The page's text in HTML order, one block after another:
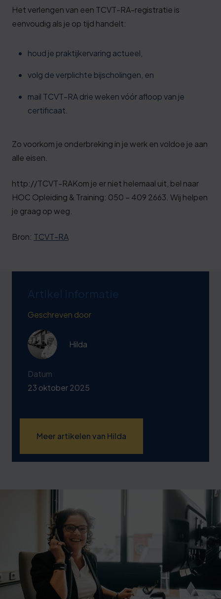
Het verlengen van een TCVT-RA-registratie is
eenvoudig als je op tijd handelt:
houd je praktijkervaring actueel,
volg de verplichte bijscholingen, en
mail TCVT-RA drie weken vóór afloop van je
certificaat.
Zo voorkom je onderbreking in je werk en voldoe je aan
alle eisen.
http://TCVT-RAKom je er niet helemaal uit, bel naar
HOC Opleiding & Training: 050 – 409 2663. Wij helpen
je graag op weg.
Bron: TCVT-RA
Geschreven door
Hilda
Datum
23 oktober 2025
Meer artikelen van Hilda